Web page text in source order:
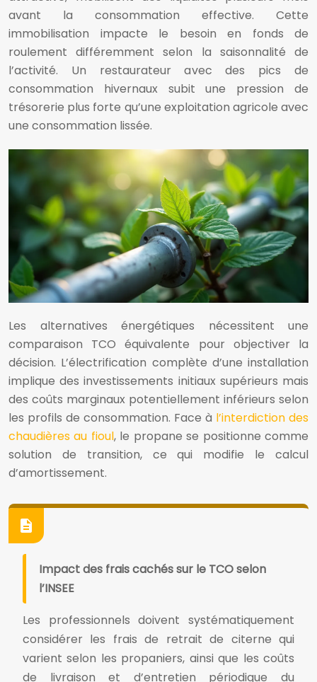
avant la consommation effective. Cette
immobilisation impacte le besoin en fonds de
roulement différemment selon la saisonnalité de
l’activité. Un restaurateur avec des pics de
consommation hivernaux subit une pression de
trésorerie plus forte qu’une exploitation agricole avec
une consommation lissée.
Les alternatives énergétiques nécessitent une
comparaison TCO équivalente pour objectiver la
décision. L’électrification complète d’une installation
implique des investissements initiaux supérieurs mais
des coûts marginaux potentiellement inférieurs selon
les profils de consommation. Face à l’interdiction des
chaudières au fioul, le propane se positionne comme
solution de transition, ce qui modifie le calcul
d’amortissement.
Impact des frais cachés sur le TCO selon
l’INSEE
Les professionnels doivent systématiquement
considérer les frais de retrait de citerne qui
varient selon les propaniers, ainsi que les coûts
de livraison et d’entretien périodique du